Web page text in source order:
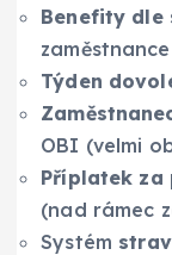
Benefity dle
Týden
OBI (velmi
Příplatek za
(nad rámec
Systém